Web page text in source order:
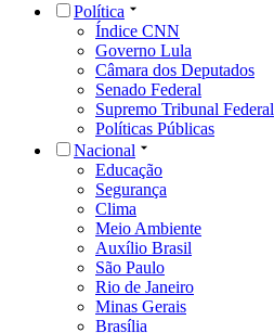
Política
Índice CNN
Governo Lula
Câmara dos Deputados
Senado Federal
Supremo Tribunal Federal
Políticas Públicas
Nacional
Educação
Segurança
Clima
Meio Ambiente
Auxílio Brasil
São Paulo
Rio de Janeiro
Minas Gerais
Brasília